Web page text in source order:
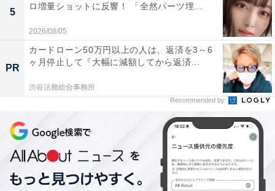
5
ロ増量ショットに反響！ 「全然パーツ埋...
2026/08/05
PR
カードローン50万円以上の人は、返済を3～6
ヶ月停止して『大幅に減額してから返済...
渋谷法務総合事務所
Recommended by